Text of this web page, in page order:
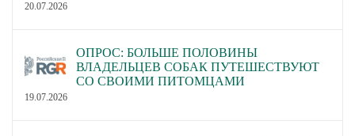
20.07.2026
ОПРОС: БОЛЬШЕ ПОЛОВИНЫ
ВЛАДЕЛЬЦЕВ СОБАК ПУТЕШЕСТВУЮТ
СО СВОИМИ ПИТОМЦАМИ
19.07.2026